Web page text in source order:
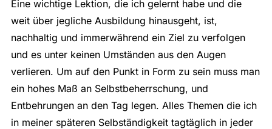
Eine wichtige Lektion, die ich gelernt habe und die
weit über jegliche Ausbildung hinausgeht, ist,
nachhaltig und immerwährend ein Ziel zu verfolgen
und es unter keinen Umständen aus den Augen
verlieren. Um auf den Punkt in Form zu sein muss man
ein hohes Maß an Selbstbeherrschung, und
Entbehrungen an den Tag legen. Alles Themen die ich
in meiner späteren Selbständigkeit tagtäglich in jeder